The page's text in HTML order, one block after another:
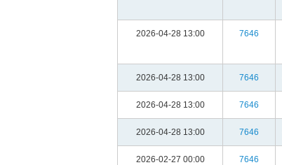
2026-04-28 13:00 7646
2026-04-28 13:00 7646
2026-04-28 13:00 7646
2026-04-28 13:00 7646
2026-02-27 00:00 7646